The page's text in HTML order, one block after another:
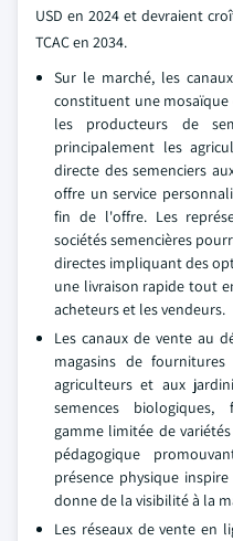
USD en 2024 et devraient
TCAC en 2034.
Sur le marché, les
constituent une
les producteurs de
principalement les
directe des semenciers
offre un service
fin de l'offre. Les
sociétés semencières
directes impliquant des
une livraison rapide tout
acheteurs et les vendeurs.
Les canaux de vente au
magasins de
agriculteurs et aux
semences biologiques,
gamme limitée de
pédagogique
présence physique
donne de la visibilité à la
Les réseaux de vente en